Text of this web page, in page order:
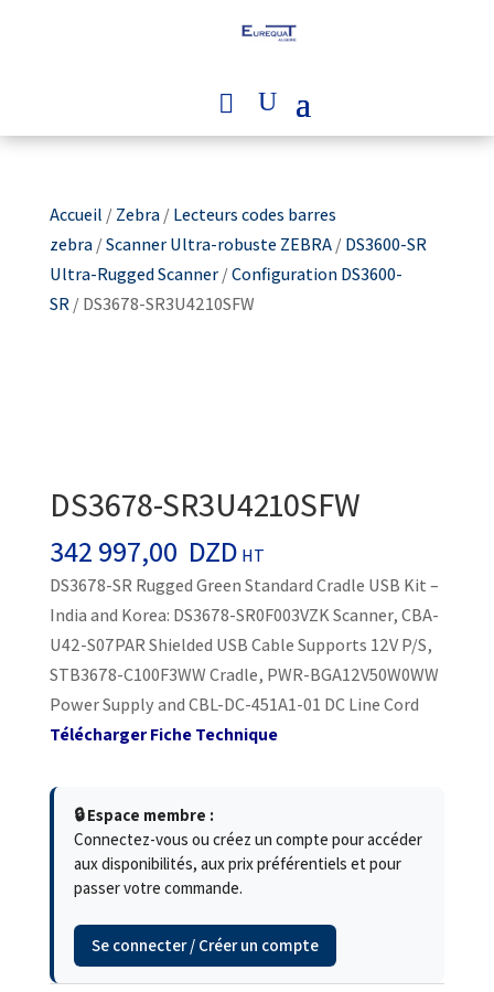
Accueil /Zebra/Lecteurs codes barres
zebra/Scanner Ultra-robuste ZEBRA/DS3600-SR
Ultra-Rugged Scanner/Configuration DS3600-
SR/ DS3678-SR3U4210SFW
DS3678-SR3U4210SFW
342 997,00 DZD HT
DS3678-SR Rugged Green Standard Cradle USB Kit –
India and Korea: DS3678-SR0F003VZK Scanner, CBA-
U42-S07PAR Shielded USB Cable Supports 12V P/S,
STB3678-C100F3WW Cradle, PWR-BGA12V50W0WW
Power Supply and CBL-DC-451A1-01 DC Line Cord
Télécharger Fiche Technique
🔒 Espace membre :
Connectez-vous ou créez un compte pour accéder
aux disponibilités, aux prix préférentiels et pour
passer votre commande.
Se connecter / Créer un compte